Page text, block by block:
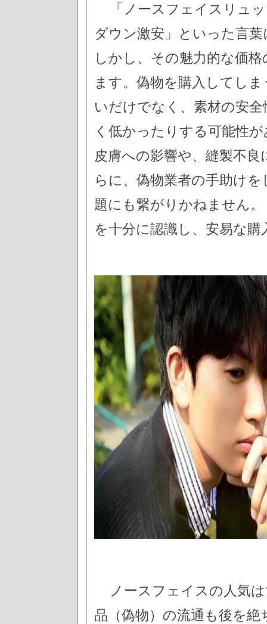
「ノースフェイスリュ
ダウン激安」といった言
しかし、その魅力的な価
ます。偽物を購入してし
いだけでなく、素材の安
く低かったりする可能性
皮膚への影響や、縫製不
らに、偽物業者の手助け
題にも繋がりかねません
を十分に認識し、安易な
ノースフェイスの人気
品（偽物）の流通も後を